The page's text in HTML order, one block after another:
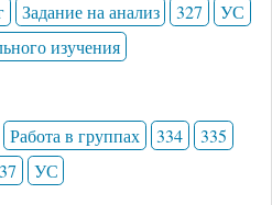
Задание на анализ 327
УС
изучения
Работа в группах 334
335
УС